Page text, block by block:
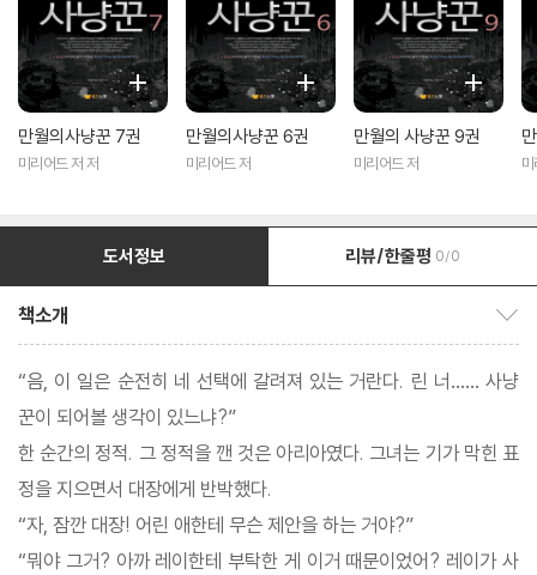
만월의사냥꾼 7권
미리어드 저 저
만월의사냥꾼 6권
미리어드 저
만월의 사냥꾼 9권
미리어드 저
도서정보 리뷰/한줄평 0/0
책소개
“음, 이 일은 순전히 네 선택에 갈려져 있는 거란다. 린 너…… 사냥
꾼이 되어볼 생각이 있느냐?”
한 순간의 정적. 그 정적을 깬 것은 아리아였다. 그녀는 기가 막힌 표
정을 지으면서 대장에게 반박했다.
“자, 잠깐 대장! 어린 애한테 무슨 제안을 하는 거야?”
“뭐야 그거? 아까 레이한테 부탁한 게 이거 때문이었어? 레이가 사